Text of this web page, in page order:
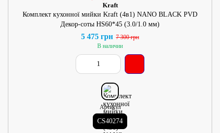
Kraft
Комплект кухонної мийки Kraft (4в1) NANO BLACK PVD
Декор-соты HS60*45 (3.0/1.0 мм)
5 475 грн 7 300 грн
В наличии
Артикул
CS40274